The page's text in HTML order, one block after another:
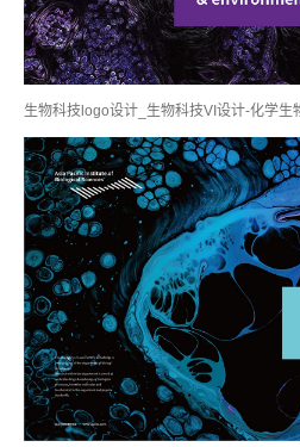
生物科技logo设计_生物科技VI设计-化学生